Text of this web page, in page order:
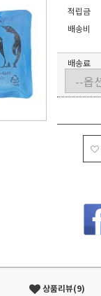
적립금
배송비
배송료
상품리뷰(9)